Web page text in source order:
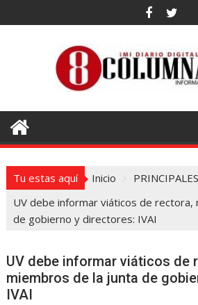
al
Tu estas aquí Inicio
PRINCIPALES
UV debe informar viáticos de rectora,
de gobierno y directores: IVAI
UV debe informar viáticos de
miembros de la junta de
IVAI